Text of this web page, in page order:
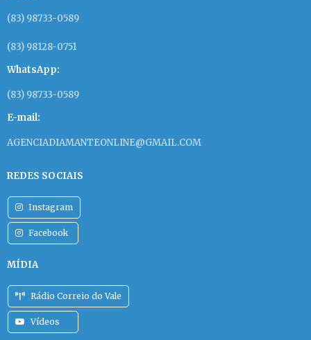
(83) 98733-0589
(83) 98128-0751
WhatsApp:
(83) 98733-0589
E-mail:
AGENCIADIAMANTEONLINE@GMAIL.COM
REDES SOCIAIS
Instagram
Facebook
MÍDIA
Rádio Correio do Vale
Vídeos